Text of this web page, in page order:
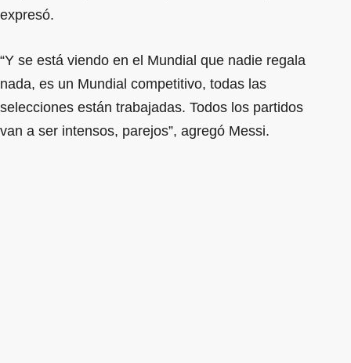
expresó.
“Y se está viendo en el Mundial que nadie regala
nada, es un Mundial competitivo, todas las
selecciones están trabajadas. Todos los partidos
van a ser intensos, parejos”, agregó Messi.